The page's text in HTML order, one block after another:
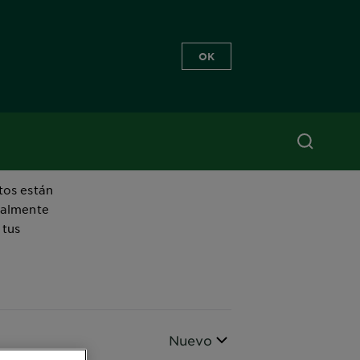
OK
están
Ordenar por
Nuevo